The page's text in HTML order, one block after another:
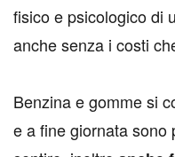
fisico e psicologico di
anche senza i costi
Benzina e gomme si
e a fine giornata